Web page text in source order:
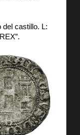
del castillo. L: